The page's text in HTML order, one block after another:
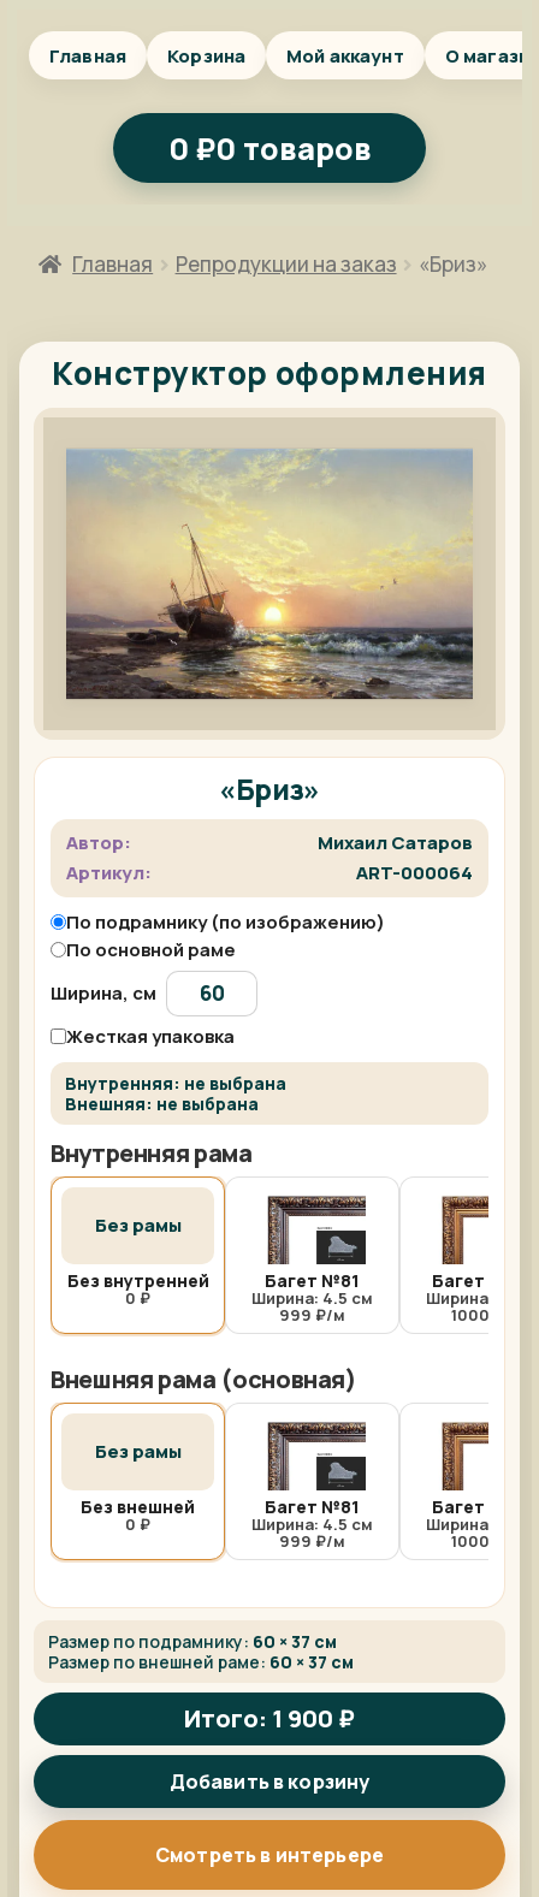
Главная Корзина Мой аккаунт О
0 ₽0 товаров
Главная Репродукции на заказ «Бриз»
Конструктор оформления
«Бриз»
Автор:
Михаил Сатаров
Артикул:
ART-000064
По подрамнику (по изображению)
По основной раме
Ширина, см
Жесткая упаковка
Внутренняя: не выбрана
Внешняя: не выбрана
Внутренняя рама
Без рамы
Без внутренней
0 ₽
Багет №81
Ширина: 4.5 см
999 ₽/м
Багет №81/
Ширина: 4.5
1000 ₽/м
Внешняя рама (основная)
Без рамы
Без внешней
0 ₽
Багет №81
Ширина: 4.5 см
999 ₽/м
Багет №81/
Ширина: 4.5
1000 ₽/м
Размер по подрамнику: 60 × 37 см
Размер по внешней раме: 60 × 37 см
Итого: 1 900 ₽
Добавить в корзину
Смотреть в интерьере